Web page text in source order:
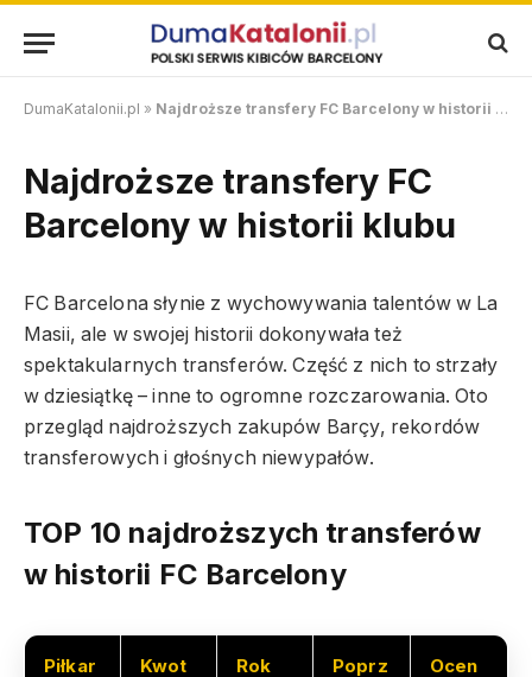
DumaKatalonii.pl » Najdroższe transfery FC Barcelony w historii klubu
Najdroższe transfery FC
Barcelony w historii klubu
FC Barcelona słynie z wychowywania talentów w La
Masii, ale w swojej historii dokonywała też
spektakularnych transferów. Część z nich to strzały
w dziesiątkę – inne to ogromne rozczarowania. Oto
przegląd najdroższych zakupów Barçy, rekordów
transferowych i głośnych niewypałów.
TOP 10 najdroższych transferów
w historii FC Barcelony
Piłkar
Kwot
Rok
Poprz
Ocen